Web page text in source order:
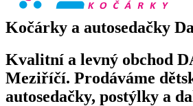
Kočárky a autosedačky
Kvalitní a levný obchod
Meziříčí. Prodáváme
autosedačky, postýlky a